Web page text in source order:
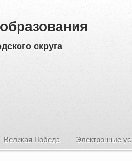
округа
Великая Победа Электронные